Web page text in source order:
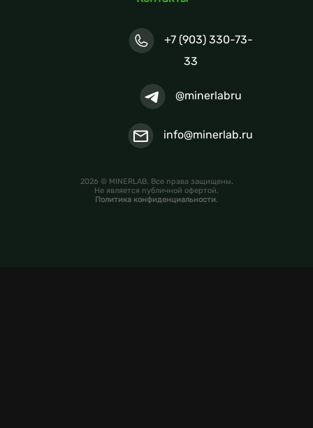
+7 (903) 330-73-
33
@minerlabru
info@minerlab.ru
2026 © MINERLAB. Все права защищены.
Не является публичной офертой.
Политика конфиденциальности.